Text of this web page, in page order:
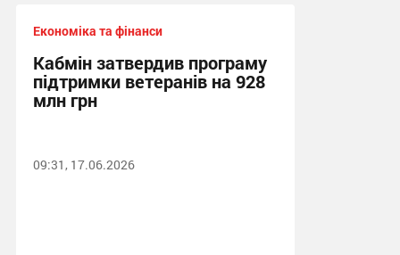
Економіка та фінанси
Кабмін затвердив програму
підтримки ветеранів на 928
млн грн
09:31, 17.06.2026